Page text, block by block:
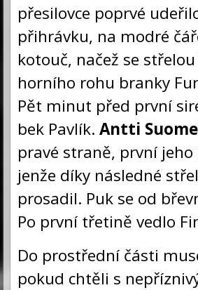
přesilovce poprvé
přihrávku, na modré
kotouč, načež se
horního rohu branky
Pět minut před první
bek Pavlík. Antti
pravé straně, první
jenže díky následné
prosadil. Puk se od
Po první třetině vedlo
Do prostřední části
pokud chtěli s